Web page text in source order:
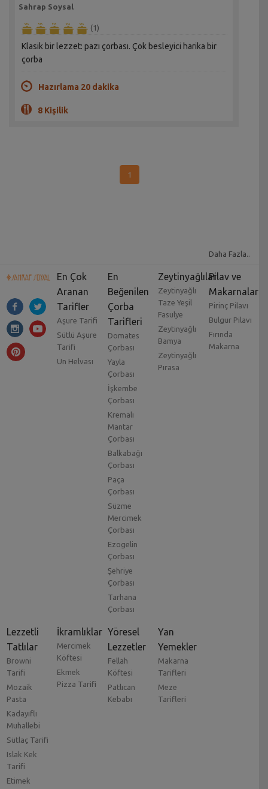
Sahrap Soysal
(1)
Klasik bir lezzet: pazı çorbası. Çok besleyici harika bir
çorba
Hazırlama 20 dakika
8 Kişilik
1
Daha Fazla..
En Çok
Aranan
Tarifler
Aşure Tarifi
Sütlü Aşure
Tarifi
Un Helvası
En
Beğenilen
Çorba
Tarifleri
Domates
Çorbası
Yayla
Çorbası
İşkembe
Çorbası
Kremalı
Mantar
Çorbası
Balkabağı
Çorbası
Paça
Çorbası
Süzme
Mercimek
Çorbası
Ezogelin
Çorbası
Şehriye
Çorbası
Tarhana
Çorbası
Zeytinyağlılar
Zeytinyağlı
Taze Yeşil
Fasulye
Zeytinyağlı
Bamya
Zeytinyağlı
Pırasa
Pilav ve
Makarnalar
Pirinç Pilavı
Bulgur Pilavı
Fırında
Makarna
Lezzetli
Tatlılar
Browni
Tarifi
Mozaik
Pasta
Kadayıflı
Muhallebi
Sütlaç Tarifi
Islak Kek
Tarifi
Etimek
İkramlıklar
Mercimek
Köftesi
Ekmek
Pizza Tarifi
Yöresel
Lezzetler
Fellah
Köftesi
Patlıcan
Kebabı
Yan
Yemekler
Makarna
Tarifleri
Meze
Tarifleri